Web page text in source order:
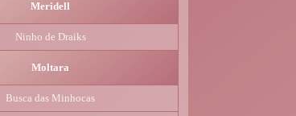
Meridell
Ninho de Draiks
Moltara
Busca das Minhocas